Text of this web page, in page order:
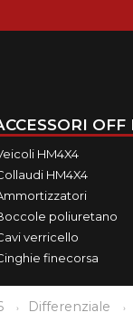
OFF
HM4X4
HM4X4
poliuretano
verricello
finecorsa
Differenziale